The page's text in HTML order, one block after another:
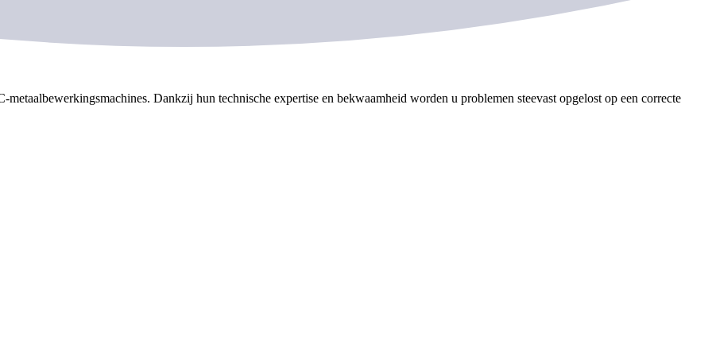
Dankzij hun technische expertise en bekwaamheid worden u problemen steevast opgelost op een correcte